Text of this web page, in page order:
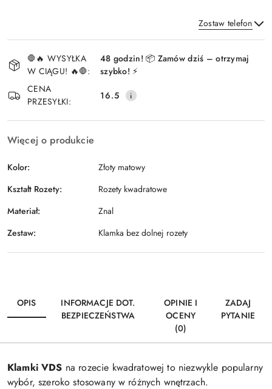
Zostaw telefon
Wyślij
i
dostawa
🛑🔥 WYSYŁKA
W CIĄGU! 🔥🛑:
48 godzin! 📦 Zamów dziś – otrzymaj
szybko! ⚡
CENA
PRZESYŁKI:
16.5
Więcej o produkcie
Kolor:
Złoty matowy
Kształt Rozety:
Rozety kwadratowe
Materiał:
Znal
Zestaw:
Klamka bez dolnej rozety
OPIS
INFORMACJE DOT.
BEZPIECZEŃSTWA
OPINIE I
OCENY
(0)
ZADAJ
PYTANIE
Klamki VDS na rozecie kwadratowej to niezwykle popularny
wybór, szeroko stosowany w różnych wnętrzach.